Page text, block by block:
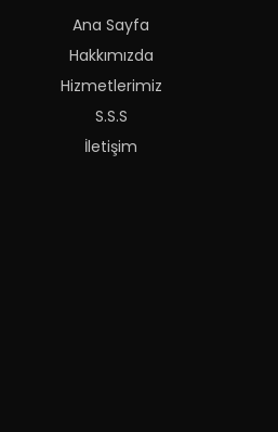
Ana Sayfa
Hakkımızda
Hizmetlerimiz
S.S.S
İletişim